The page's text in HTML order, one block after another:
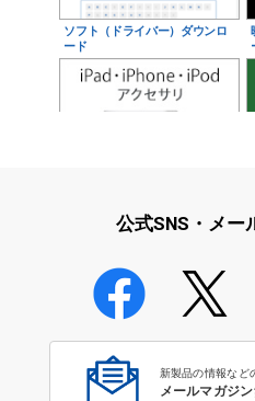
ソフト（ドライバー）ダウンロ
ード
学校教育のICT環境整備特集
公式SNS・メー
新製品の情報など
メールマガジ